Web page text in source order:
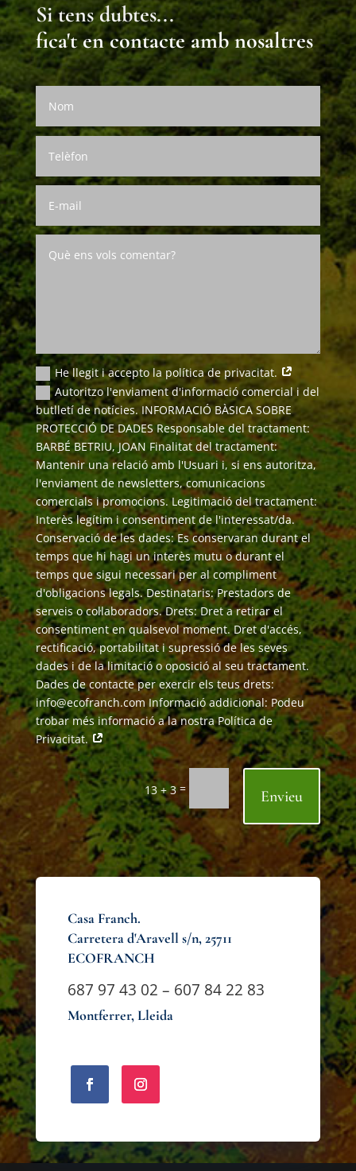
Si tens dubtes...
fica't en contacte amb nosaltres
He llegit i accepto la política de privacitat.
Autoritzo l'enviament d'informació comercial i del
butlletí de notícies. INFORMACIÓ BÀSICA SOBRE
PROTECCIÓ DE DADES Responsable del tractament:
BARBÉ BETRIU, JOAN Finalitat del tractament:
Mantenir una relació amb l'Usuari i, si ens autoritza,
l'enviament de newsletters, comunicacions
comercials i promocions. Legitimació del tractament:
Interès legítim i consentiment de l'interessat/da.
Conservació de les dades: Es conservaran durant el
temps que hi hagi un interès mutu o durant el
temps que sigui necessari per al compliment
d'obligacions legals. Destinataris: Prestadors de
serveis o col·laboradors. Drets: Dret a retirar el
consentiment en qualsevol moment. Dret d'accés,
rectificació, portabilitat i supressió de les seves
dades i de la limitació o oposició al seu tractament.
Dades de contacte per exercir els teus drets:
info@ecofranch.com Informació addicional: Podeu
trobar més informació a la nostra Política de
Privacitat.
13 + 3= Envieu
Casa Franch.
Carretera d'Aravell s/n, 25711
ECOFRANCH
687 97 43 02 – 607 84 22 83
Montferrer, Lleida